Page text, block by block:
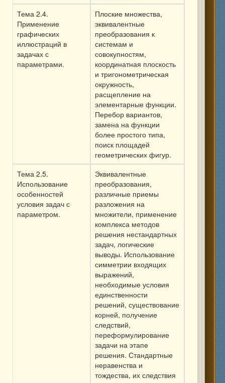
Тема 2.4.
Применение
графических
иллюстраций в
задачах с
параметрами.
Плоские множества,
эквивалентные
преобразования к
системам и
совокупностям,
координатная плоскость
и тригонометрическая
окружность,
расщепление на
элементарные функции.
Перебор вариантов,
замена на функции
более простого типа,
поиск площадей
геометрических фигур.
Тема 2.5.
Использование
особенностей
условия задач с
параметром.
Эквивалентные
преобразования,
различные приемы
разложения на
множители, применение
комплекса методов
решения нестандартных
задач, логические
выводы. Использование
симметрии входящих
выражений,
необходимые условия
единственности
решений, существование
корней, получение
следствий,
переформулирование
задачи на этапе
решения. Стандартные
неравенства и
тождества, их следствия